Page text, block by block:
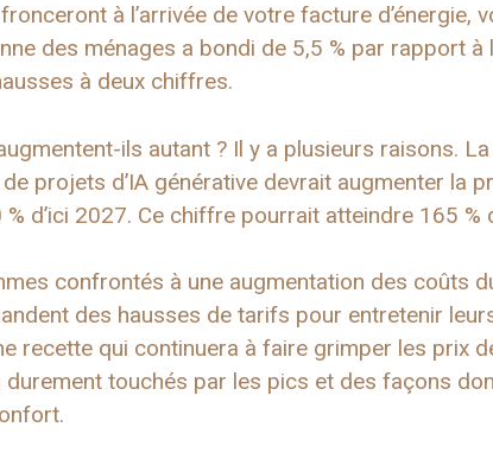
à l’arrivée de votre facture d’énergie,
des ménages a bondi de 5,5 % par rapport à
à deux chiffres.
ils autant ? Il y a plusieurs raisons.
projets d’IA générative devrait augmenter la
d’ici 2027. Ce chiffre pourrait atteindre 165 %
confrontés à une augmentation des coûts
des hausses de tarifs pour entretenir
recette qui continuera à faire grimper les prix
durement touchés par les pics et des façons